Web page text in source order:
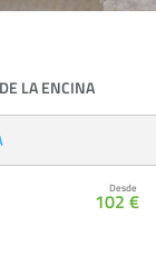
LA ENCINA
Desde
102 €